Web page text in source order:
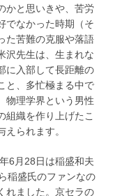
かと思いきや、苦労
でなかった時期（そ
た苦難の克服や落語
沢先生は、生まれな
に入部して長距離の
と、多忙極まる中で
物理学界という男性
組織を作り上げたこ
られます。
6月28日は稲盛和夫
稲盛氏のファンなの
れました。京セラの